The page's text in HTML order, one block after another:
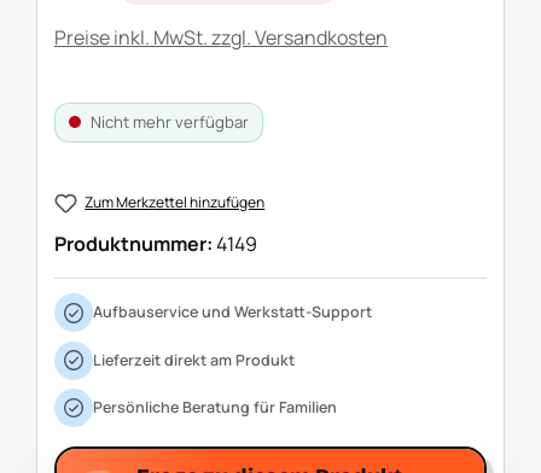
Preise inkl. MwSt. zzgl. Versandkosten
Nicht mehr verfügbar
Zum Merkzettel hinzufügen
Produktnummer:4149
Aufbauservice und Werkstatt-Support
Lieferzeit direkt am Produkt
Persönliche Beratung für Familien